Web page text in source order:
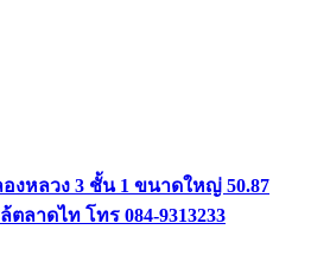
หลวง 3 ชั้น 1 ขนาดใหญ่ 50.87
ลาดไท โทร 084-9313233